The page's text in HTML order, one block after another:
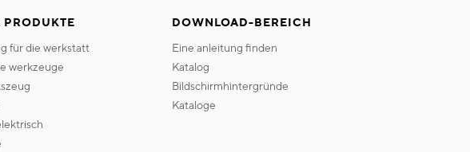
PRODUKTE
für die werkstatt
werkzeuge
DOWNLOAD-BEREICH
eine anleitung finden
katalog
bildschirmhintergründe
kataloge